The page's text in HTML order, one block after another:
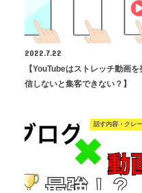
2022.7.22
【YouTubeはストレッチ動画を
信しないと集客できない？】
話す内容・クレ